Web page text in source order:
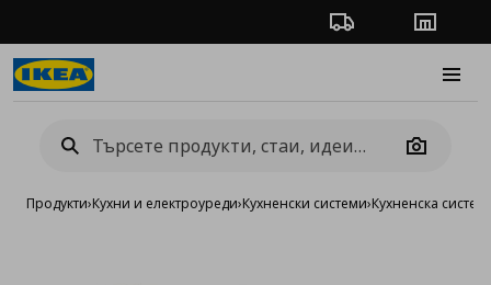
Проследяване на
Camera
Продукти›Кухни и електроуреди›Кухненски системи›Кухненска